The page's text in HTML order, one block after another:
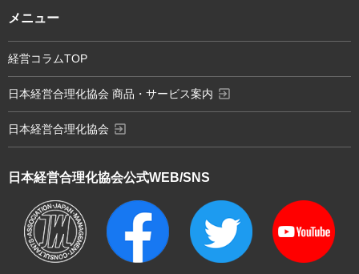
日本経営合理化協会公式WEB/SNS
メニュー
経営コラムTOP
日本経営合理化協会 商品・サービス案内 exit_to_app
日本経営合理化協会 exit_to_app